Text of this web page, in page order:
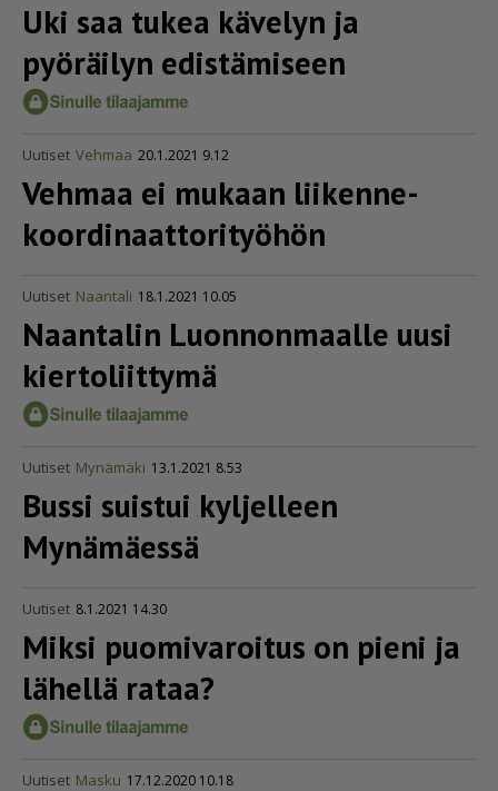
Uki saa tukea kävelyn ja
pyöräilyn edistämiseen
Uutiset Vehmaa 20.1.2021 9.12
Vehmaa ei mukaan liiken­ne­
koor­di­naat­to­ri­työhön
Uutiset Naantali 18.1.2021 10.05
Naantalin Luonnonmaalle uusi
kiertoliittymä
Uutiset Mynämäki 13.1.2021 8.53
Bussi suistui kyljelleen
Mynämäessä
Uutiset 8.1.2021 14.30
Miksi puomivaroitus on pieni ja
lähellä rataa?
Uutiset Masku 17.12.2020 10.18